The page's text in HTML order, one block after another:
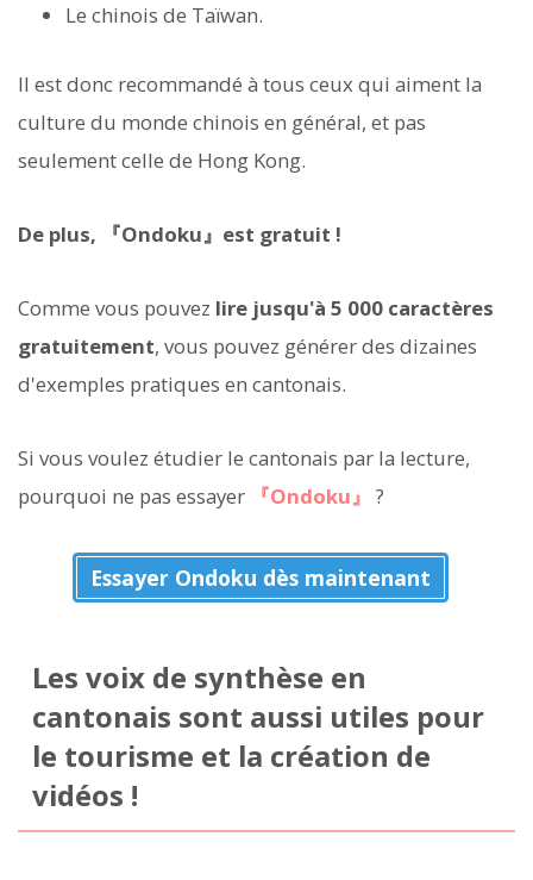
Le chinois de Taïwan.
Il est donc recommandé à tous ceux qui aiment la
culture du monde chinois en général, et pas
seulement celle de Hong Kong.
De plus, 『Ondoku』est gratuit !
Comme vous pouvez lire jusqu'à 5 000 caractères
gratuitement, vous pouvez générer des dizaines
d'exemples pratiques en cantonais.
Si vous voulez étudier le cantonais par la lecture,
pourquoi ne pas essayer
『Ondoku』 ?
Essayer Ondoku dès maintenant
Les voix de synthèse en
cantonais sont aussi utiles pour
le tourisme et la création de
vidéos !